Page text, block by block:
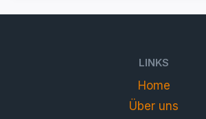
LINKS
Home
Über uns